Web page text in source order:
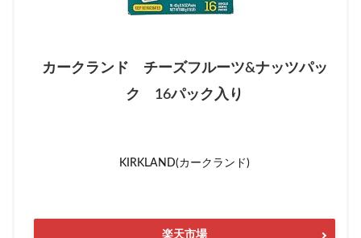
カークランド チーズフルーツ&ナッツパッ
ク 16パック入り
KIRKLAND(カークランド)
楽天市場